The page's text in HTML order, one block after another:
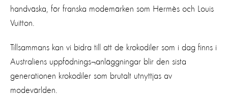
handväska, för franska modemärken som Hermès och Louis
Vuitton.
Tillsammans kan vi bidra till att de krokodiler som i dag finns i
Australiens uppfödnings¬anläggningar blir den sista
generationen krokodiler som brutalt utnyttjas av
modevärlden.